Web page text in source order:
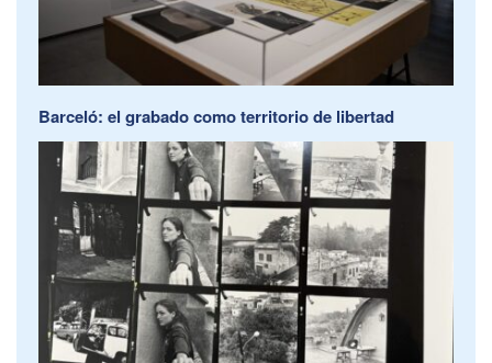
Barceló: el grabado como territorio de libertad